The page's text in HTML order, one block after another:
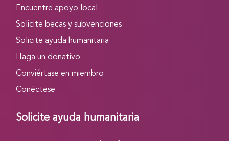
Encuentre apoyo local
Solicite becas y subvenciones
Solicite ayuda humanitaria
Haga un donativo
Conviértase en miembro
Conéctese
Solicite ayuda humanitaria